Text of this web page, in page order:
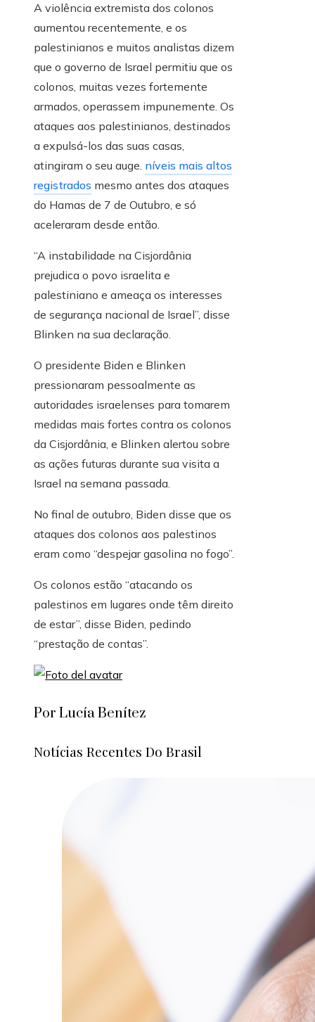
A violência extremista dos colonos
aumentou recentemente, e os
palestinianos e muitos analistas dizem
que o governo de Israel permitiu que os
colonos, muitas vezes fortemente
armados, operassem impunemente. Os
ataques aos palestinianos, destinados
a expulsá-los das suas casas,
atingiram o seu auge. níveis mais altos
registrados mesmo antes dos ataques
do Hamas de 7 de Outubro, e só
aceleraram desde então.
“A instabilidade na Cisjordânia
prejudica o povo israelita e
palestiniano e ameaça os interesses
de segurança nacional de Israel”, disse
Blinken na sua declaração.
O presidente Biden e Blinken
pressionaram pessoalmente as
autoridades israelenses para tomarem
medidas mais fortes contra os colonos
da Cisjordânia, e Blinken alertou sobre
as ações futuras durante sua visita a
Israel na semana passada.
No final de outubro, Biden disse que os
ataques dos colonos aos palestinos
eram como “despejar gasolina no fogo”.
Os colonos estão “atacando os
palestinos em lugares onde têm direito
de estar”, disse Biden, pedindo
“prestação de contas”.
Por Lucía Benítez
Notícias Recentes Do Brasil